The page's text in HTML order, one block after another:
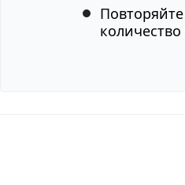
количество